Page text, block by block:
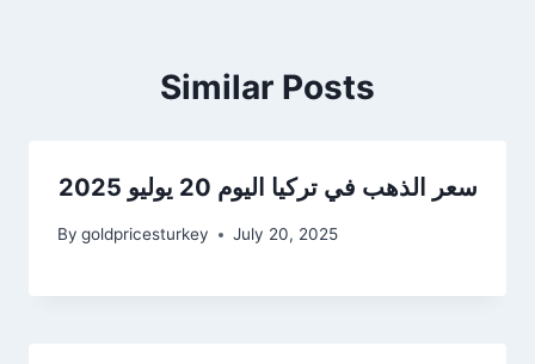
Similar Posts
سعر الذهب في تركيا اليوم 20 يوليو 2025
By goldpricesturkey July 20, 2025